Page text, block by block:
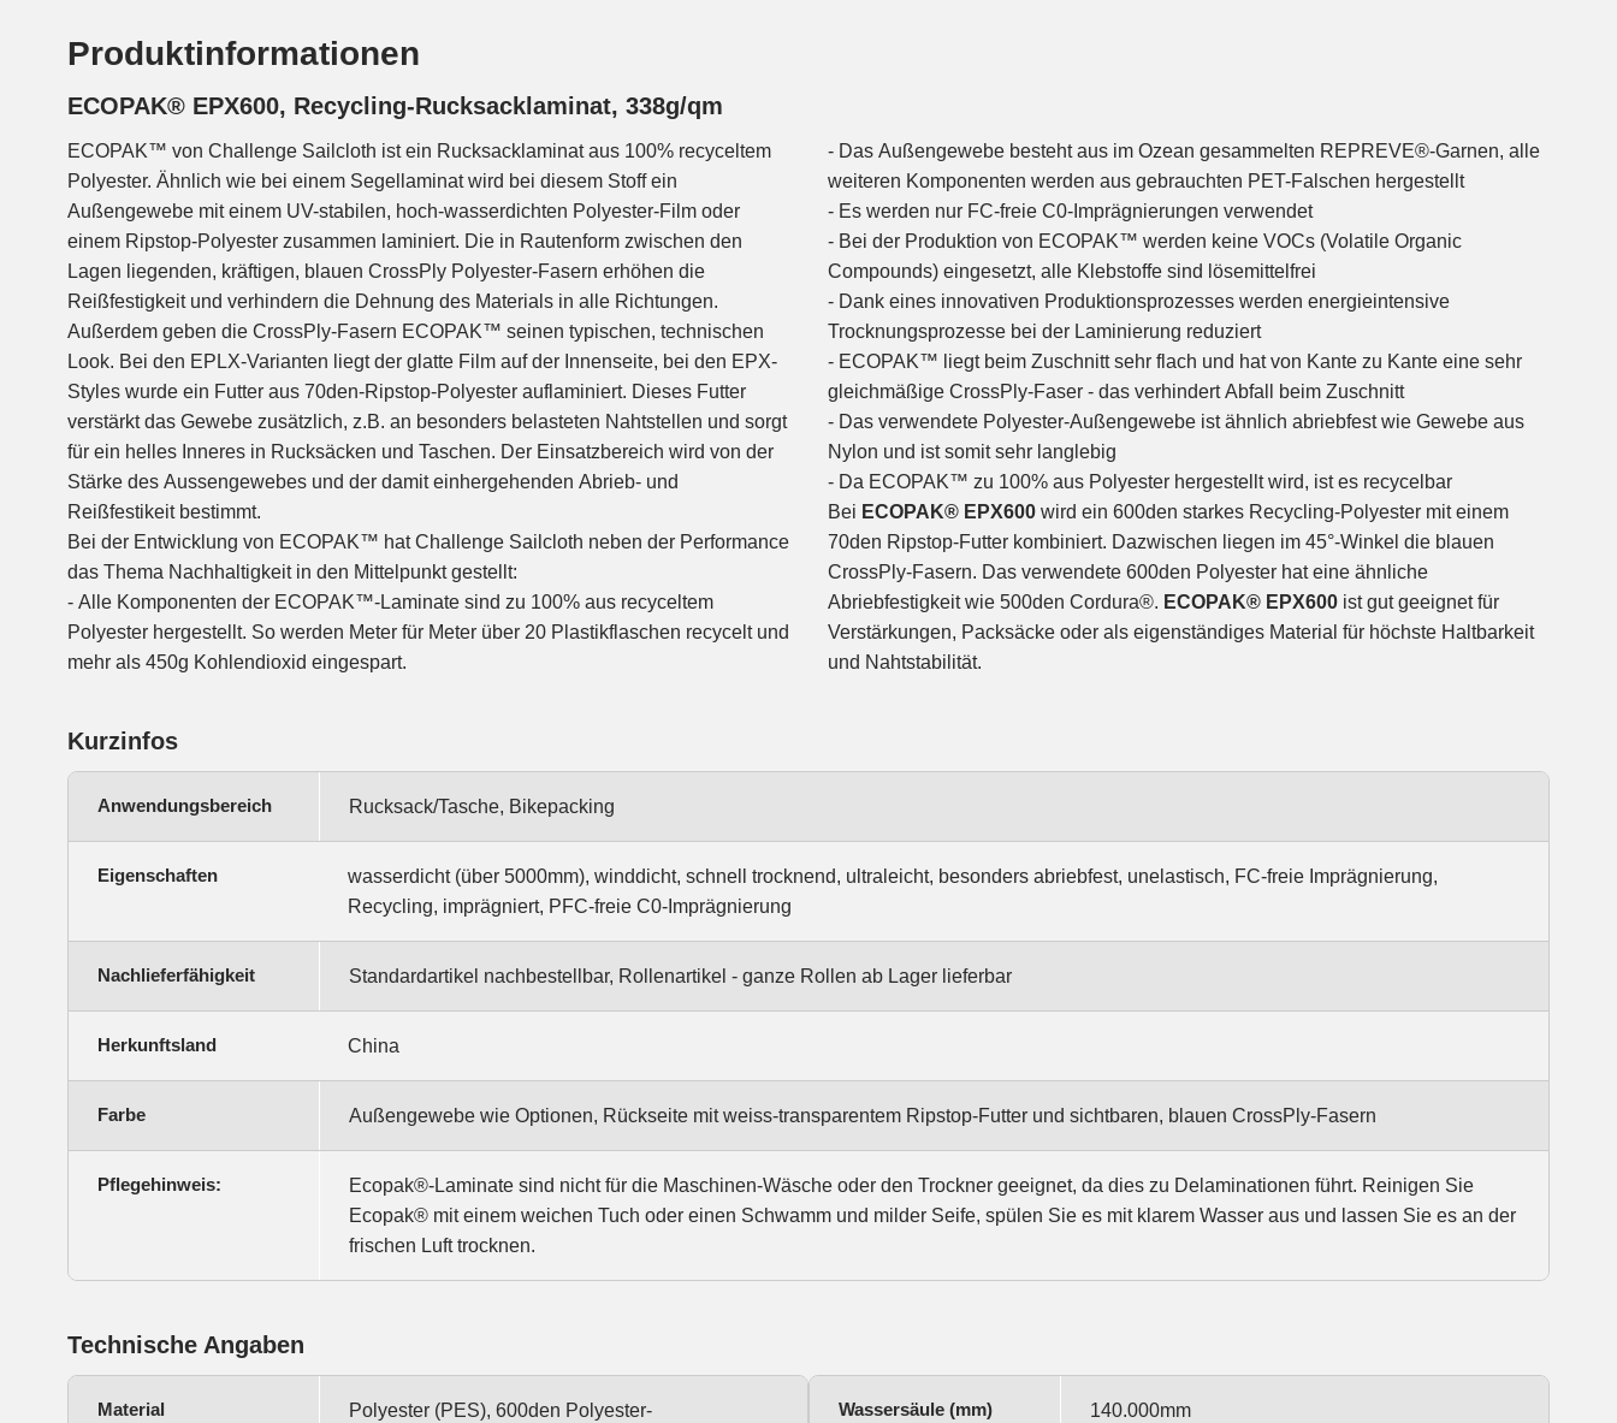
Produktinformationen
ECOPAK® EPX600, Recycling-Rucksacklaminat, 338g/qm
ECOPAK™ von Challenge Sailcloth ist ein Rucksacklaminat aus 100% recyceltem
Polyester. Ähnlich wie bei einem Segellaminat wird bei diesem Stoff ein
Außengewebe mit einem UV-stabilen, hoch-wasserdichten Polyester-Film oder
einem Ripstop-Polyester zusammen laminiert. Die in Rautenform zwischen den
Lagen liegenden, kräftigen, blauen CrossPly Polyester-Fasern erhöhen die
Reißfestigkeit und verhindern die Dehnung des Materials in alle Richtungen.
Außerdem geben die CrossPly-Fasern ECOPAK™ seinen typischen, technischen
Look. Bei den EPLX-Varianten liegt der glatte Film auf der Innenseite, bei den EPX-
Styles wurde ein Futter aus 70den-Ripstop-Polyester auflaminiert. Dieses Futter
verstärkt das Gewebe zusätzlich, z.B. an besonders belasteten Nahtstellen und sorgt
für ein helles Inneres in Rucksäcken und Taschen. Der Einsatzbereich wird von der
Stärke des Aussengewebes und der damit einhergehenden Abrieb- und
Reißfestikeit bestimmt.
Bei der Entwicklung von ECOPAK™ hat Challenge Sailcloth neben der Performance
das Thema Nachhaltigkeit in den Mittelpunkt gestellt:
- Alle Komponenten der ECOPAK™-Laminate sind zu 100% aus recyceltem
Polyester hergestellt. So werden Meter für Meter über 20 Plastikflaschen recycelt und
mehr als 450g Kohlendioxid eingespart.
- Das Außengewebe besteht aus im Ozean gesammelten REPREVE®-Garnen, alle
weiteren Komponenten werden aus gebrauchten PET-Falschen hergestellt
- Es werden nur FC-freie C0-Imprägnierungen verwendet
- Bei der Produktion von ECOPAK™ werden keine VOCs (Volatile Organic
Compounds) eingesetzt, alle Klebstoffe sind lösemittelfrei
- Dank eines innovativen Produktionsprozesses werden energieintensive
Trocknungsprozesse bei der Laminierung reduziert
- ECOPAK™ liegt beim Zuschnitt sehr flach und hat von Kante zu Kante eine sehr
gleichmäßige CrossPly-Faser - das verhindert Abfall beim Zuschnitt
- Das verwendete Polyester-Außengewebe ist ähnlich abriebfest wie Gewebe aus
Nylon und ist somit sehr langlebig
- Da ECOPAK™ zu 100% aus Polyester hergestellt wird, ist es recycelbar
Bei ECOPAK® EPX600 wird ein 600den starkes Recycling-Polyester mit einem
70den Ripstop-Futter kombiniert. Dazwischen liegen im 45°-Winkel die blauen
CrossPly-Fasern. Das verwendete 600den Polyester hat eine ähnliche
Abriebfestigkeit wie 500den Cordura®. ECOPAK® EPX600 ist gut geeignet für
Verstärkungen, Packsäcke oder als eigenständiges Material für höchste Haltbarkeit
und Nahtstabilität.
Kurzinfos
Anwendungsbereich Rucksack/Tasche, Bikepacking
Eigenschaften
wasserdicht (über 5000mm), winddicht, schnell trocknend, ultraleicht, besonders abriebfest, unelastisch, FC-freie Imprägnierung,
Recycling, imprägniert, PFC-freie C0-Imprägnierung
Nachlieferfähigkeit Standardartikel nachbestellbar, Rollenartikel - ganze Rollen ab Lager lieferbar
Herkunftsland China
Farbe Außengewebe wie Optionen, Rückseite mit weiss-transparentem Ripstop-Futter und sichtbaren, blauen CrossPly-Fasern
Pflegehinweis:
Ecopak®-Laminate sind nicht für die Maschinen-Wäsche oder den Trockner geeignet, da dies zu Delaminationen führt. Reinigen Sie
Ecopak® mit einem weichen Tuch oder einen Schwamm und milder Seife, spülen Sie es mit klarem Wasser aus und lassen Sie es an der
frischen Luft trocknen.
Technische Angaben
Material
Polyester (PES), 600den Polyester-
Wassersäule (mm) 140.000mm